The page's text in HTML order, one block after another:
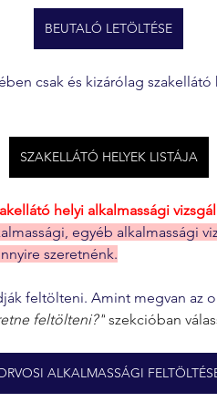
BEUTALÓ LETÖLTÉSE
csak és kizárólag
SZAKELLÁTÓ HELYEK LISTÁJA
helyi alkalmassági
egyéb alkalmassági
szeretnénk.
feltölteni. Amint megvan az
feltölteni?" szekcióban
ALKALMASSÁGI